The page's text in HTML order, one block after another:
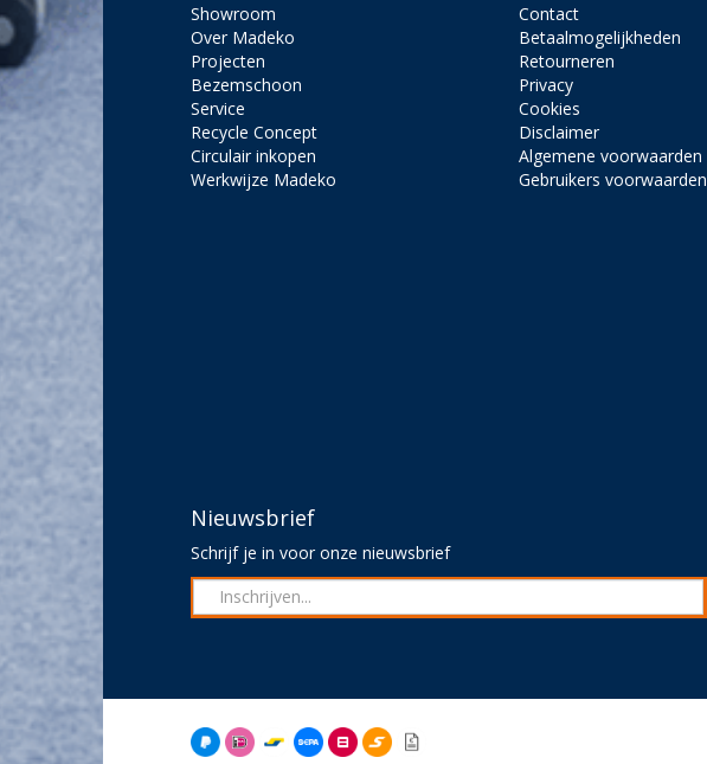
Showroom
Over Madeko
Projecten
Bezemschoon
Service
Recycle Concept
Circulair inkopen
Werkwijze Madeko
Contact
Betaalmogelijkheden
Retourneren
Privacy
Cookies
Disclaimer
Algemene voorwaarden
Gebruikers voorwaarden
Nieuwsbrief
Schrijf je in voor onze nieuwsbrief